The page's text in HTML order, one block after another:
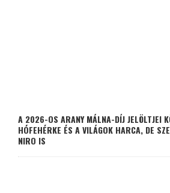
A 2026-OS ARANY MÁLNA-DÍJ JELÖLTJEI
HÓFEHÉRKE ÉS A VILÁGOK HARCA, DE
NIRO IS